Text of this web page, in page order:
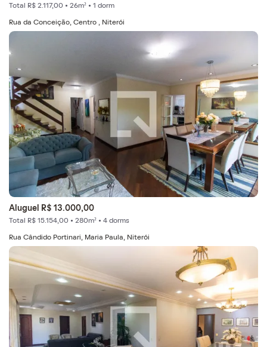
Total R$ 2.117,00 • 26m² • 1 dorm
Rua da Conceição, Centro , Niterói
Aluguel R$ 13.000,00
Total R$ 15.154,00 • 280m² • 4 dorms
Rua Cândido Portinari, Maria Paula, Niterói